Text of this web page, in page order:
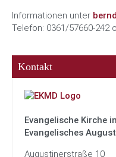
Informationen unter
Telefon: 0361/57660-242
Kontakt
Evangelische Kirche
Evangelisches
Augustinerstraße 10